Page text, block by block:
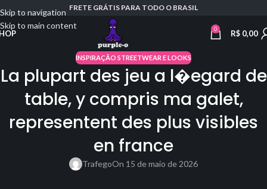
Skip to navigation
Skip to main content
FRETE GRÁTIS PARA TODO O BRASIL
0 R$0,00
INSPIRAÇÃO STREETWEAR E LOOKS
La plupart des jeu a l�egard de
table, y compris ma galet,
representent des plus visibles
en france
TrafegoOn 15 de maio de 2026